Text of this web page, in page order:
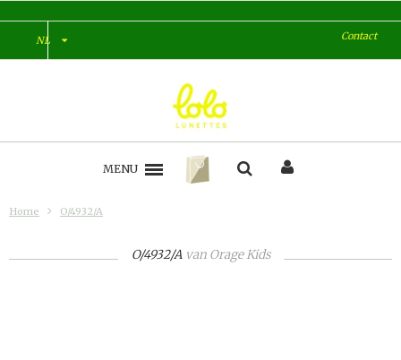
NL Contact
MENU
Home O/4932/A
O/4932/A van Orage Kids